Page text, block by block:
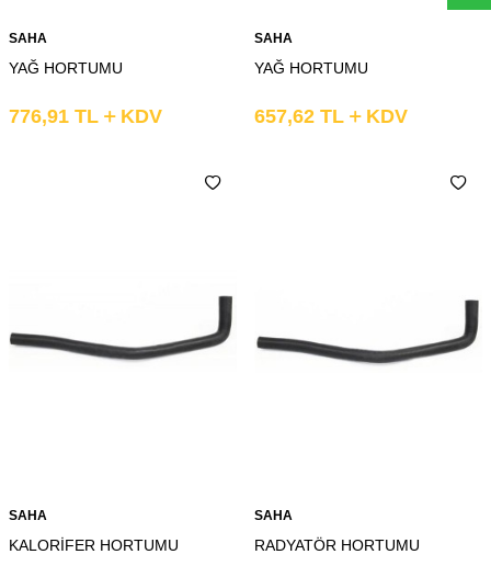
SAHA
YAĞ HORTUMU
776,91 TL KDV
SAHA
YAĞ HORTUMU
657,62 TL KDV
SAHA
KALORİFER HORTUMU
SAHA
RADYATÖR HORTUMU